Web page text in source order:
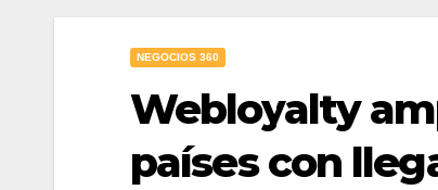
NEGOCIOS 360
Webloyalty
países con